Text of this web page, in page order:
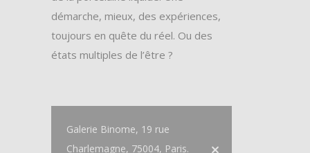
démarche, mieux, des expériences,
toujours en quête du réel. Ou des
états multiples de l’être ?
Galerie Binome, 19 rue
Charlemagne, 75004, Paris.